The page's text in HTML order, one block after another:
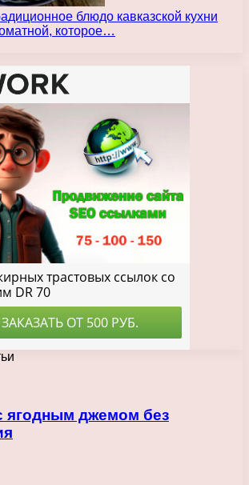
блюдо кавказской кухни
которое…
ягодным джемом без